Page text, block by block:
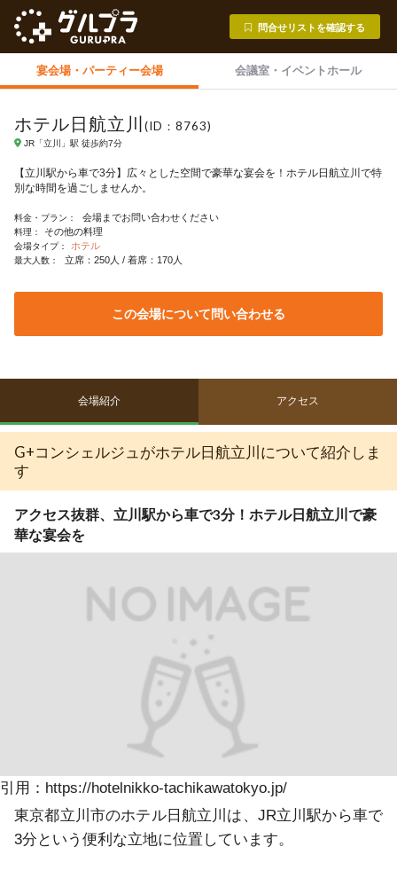
問合せリストを確認する
宴会場・ パーティー会場 会議室・ イベントホール
ホテル日航立川(ID：8763)
JR「立川」駅 徒歩約7分
【立川駅から車で3分】広々とした空間で豪華な宴会を！ホテル日航立川で特
別な時間を過ごしませんか。
料金・プラン： 会場までお問い合わせください
料理： その他の料理
会場タイプ： ホテル
最大人数： 立席：250人 / 着席：170人
この会場について問い合わせる
会場紹介 アクセス
G+コンシェルジュがホテル日航立川について紹介しま
す
アクセス抜群、立川駅から車で3分！ホテル日航立川で豪
華な宴会を
引用：https://hotelnikko-tachikawatokyo.jp/
東京都立川市のホテル日航立川は、JR立川駅から車で
3分という便利な立地に位置しています。